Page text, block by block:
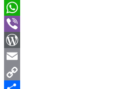
Odnoklassniki
WhatsApp
Viber
WordPress
Email